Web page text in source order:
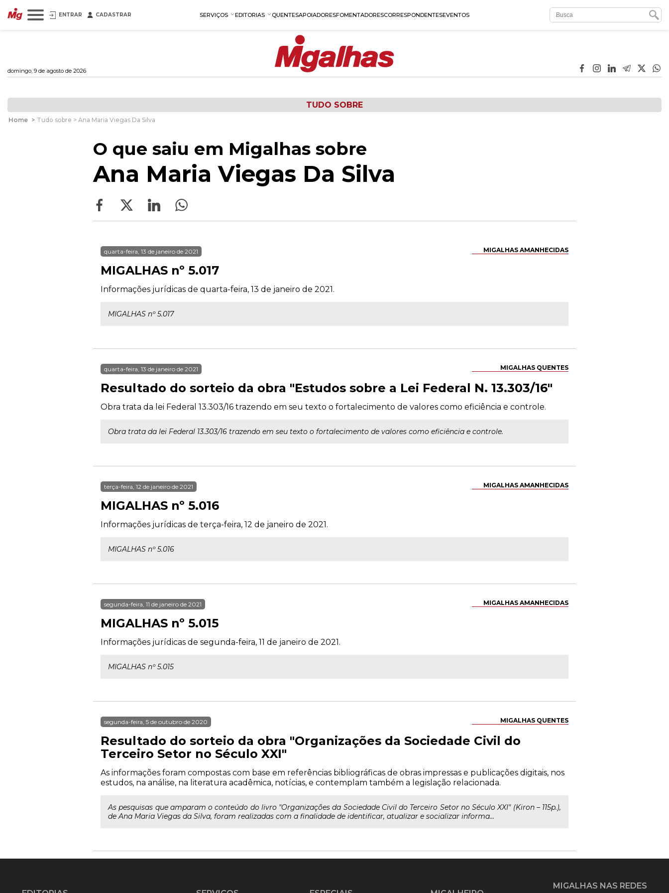
ENTRAR CADASTRAR SERVIÇOS EDITORIAS QUENTESAPOIADORESFOMENTADORESCORRESPONDENTESEVENTOS
domingo, 9 de agosto de 2026
TUDO SOBRE
Home > Tudo sobre > Ana Maria Viegas Da Silva
O que saiu em Migalhas sobre
Ana Maria Viegas Da Silva
MIGALHAS AMANHECIDAS
quarta-feira, 13 de janeiro de 2021
MIGALHAS nº 5.017
Informações jurídicas de quarta-feira, 13 de janeiro de 2021.
MIGALHAS nº 5.017
MIGALHAS QUENTES
quarta-feira, 13 de janeiro de 2021
Resultado do sorteio da obra "Estudos sobre a Lei Federal N. 13.303/16"
Obra trata da lei Federal 13.303/16 trazendo em seu texto o fortalecimento de valores como eficiência e controle.
Obra trata da lei Federal 13.303/16 trazendo em seu texto o fortalecimento de valores como eficiência e controle.
MIGALHAS AMANHECIDAS
terça-feira, 12 de janeiro de 2021
MIGALHAS nº 5.016
Informações jurídicas de terça-feira, 12 de janeiro de 2021.
MIGALHAS nº 5.016
MIGALHAS AMANHECIDAS
segunda-feira, 11 de janeiro de 2021
MIGALHAS nº 5.015
Informações jurídicas de segunda-feira, 11 de janeiro de 2021.
MIGALHAS nº 5.015
MIGALHAS QUENTES
segunda-feira, 5 de outubro de 2020
Resultado do sorteio da obra "Organizações da Sociedade Civil do
Terceiro Setor no Século XXI"
As informações foram compostas com base em referências bibliográficas de obras impressas e publicações digitais, nos
estudos, na análise, na literatura acadêmica, notícias, e contemplam também a legislação relacionada.
As pesquisas que amparam o conteúdo do livro "Organizações da Sociedade Civil do Terceiro Setor no Século XXI" (Kiron – 115p.),
de Ana Maria Viegas da Silva, foram realizadas com a finalidade de identificar, atualizar e socializar informa...
MIGALHAS NAS REDES